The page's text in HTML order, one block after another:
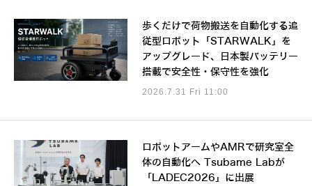
歩くだけで荷物搬送を自動化する追
従型ロボット「STARWALK」を
アップグレード、日本製バッテリー
搭載で安全性・保守性を強化
2026.7.31 Fri 11:00
ロボットアームやAMRで研究室全
体の自動化へ Tsubame Labが
「LADEC2026」に出展